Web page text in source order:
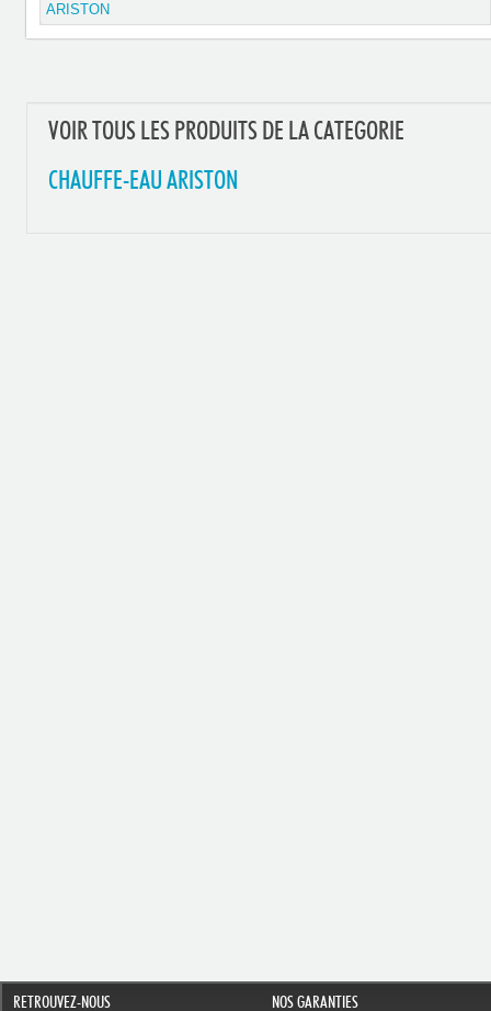
ARISTON
VOIR TOUS LES PRODUITS DE LA CATEGORIE
CHAUFFE-EAU ARISTON
RETROUVEZ-NOUS NOS GARANTIES